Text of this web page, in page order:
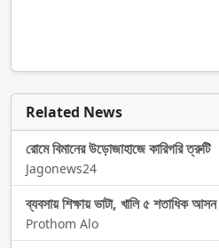
Related News
রোমে বিমানের উড়োজাহাজে কারিগরি ত্রুটি
Jagonews24
ব্যবসায় শিক্ষায় ভাটা, খালি ৫ শতাধিক আসন
Prothom Alo